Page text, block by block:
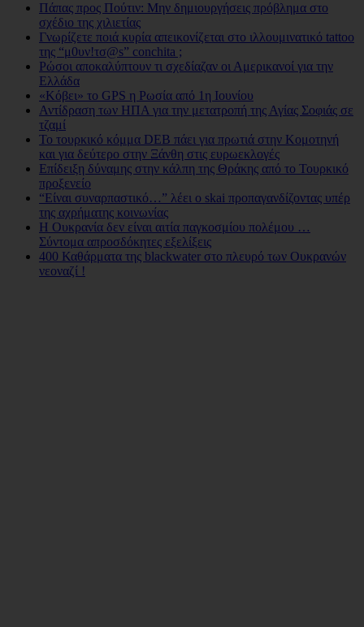
Πάπας προς Πούτιν: Μην δημιουργήσεις πρόβλημα στο
σχέδιο της χιλιετίας
Γνωρίζετε ποιά κυρία απεικονίζεται στο ιλλουμινατικό tattoo
της “μ0υν!τσ@s” conchita ;
Ρώσοι αποκαλύπτουν τι σχεδίαζαν οι Αμερικανοί για την
Ελλάδα
«Κόβει» το GPS η Ρωσία από 1η Ιουνίου
Αντίδραση των ΗΠΑ για την μετατροπή της Αγίας Σοφιάς σε
τζαμί
Το τουρκικό κόμμα DEB πάει για πρωτιά στην Κομοτηνή
και για δεύτερο στην Ξάνθη στις ευρωεκλογές
Επίδειξη δύναμης στην κάλπη της Θράκης από το Τουρκικό
προξενείο
“Είναι συναρπαστικό…” λέει ο skai προπαγανδίζοντας υπέρ
της αχρήματης κοινωνίας
Η Ουκρανία δεν είναι αιτία παγκοσμίου πολέμου …
Σύντομα απροσδόκητες εξελίξεις
400 Καθάρματα της blackwater στο πλευρό των Ουκρανών
νεοναζί !